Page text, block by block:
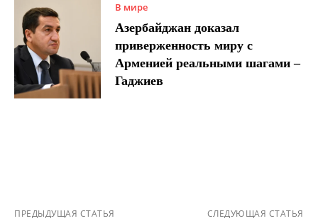
В мире
Азербайджан доказал
приверженность миру с
Арменией реальными шагами –
Гаджиев
ПРЕДЫДУЩАЯ СТАТЬЯ СЛЕДУЮЩАЯ СТАТЬЯ